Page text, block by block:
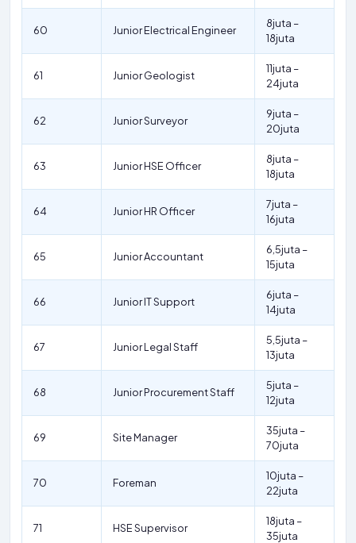
60 Junior Electrical Engineer
8juta –
18juta
61 Junior Geologist
11juta –
24juta
62 Junior Surveyor
9juta –
20juta
63 Junior HSE Officer
8juta –
18juta
64 Junior HR Officer
7juta –
16juta
65 Junior Accountant
6,5juta –
15juta
66 Junior IT Support
6juta –
14juta
67 Junior Legal Staff
5,5juta –
13juta
68 Junior Procurement Staff
5juta –
12juta
69 Site Manager
35juta –
70juta
70 Foreman
10juta –
22juta
71 HSE Supervisor
18juta –
35juta